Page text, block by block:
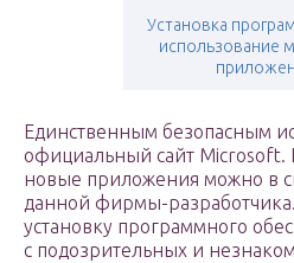
Установка
использование
Единственным безопасным
официальный сайт Microsoft.
новые приложения можно в
данной фирмы-
установку программного
с подозрительных и